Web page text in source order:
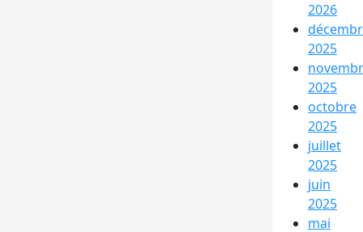
2026
2025
2025
octobre
2025
juillet
2025
juin
2025
mai